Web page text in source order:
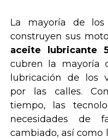
La mayoría de
construyen sus
aceite lubricante
cubren la mayoría
lubricación de los
por las calles.
tiempo, las
necesidades de
cambiado, así como